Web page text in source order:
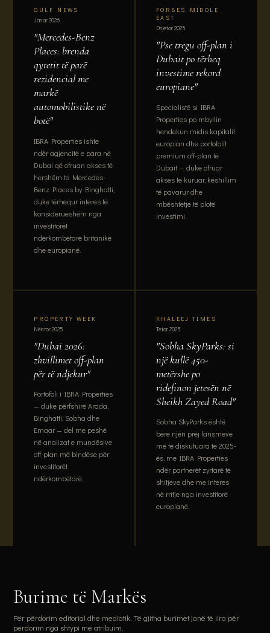
GULF NEWS
Janar 2026
"Mercedes-Benz
Places: brenda
qytetit të parë
rezidencial me
markë
automobilistike në
botë"
IBRA Properties ishte
ndër agjencitë e para në
Dubai që ofruan akses të
hershëm te Mercedes-
Benz Places by Binghatti,
duke tërhequr interes të
konsiderueshëm nga
investitorët
ndërkombëtarë britanikë
dhe europianë.
FORBES MIDDLE
EAST
Dhjetor 2025
"Pse tregu off-plan i
Dubait po tërheq
investime rekord
europiane"
Specialistë si IBRA
Properties po mbyllin
hendekun midis kapitalit
europian dhe portofolit
premium off-plan të
Dubait — duke ofruar
akses të kuruar, këshillim
të pavarur dhe
mbështetje të plotë
investimi.
PROPERTY WEEK
Nëntor 2025
"Dubai 2026:
zhvillimet off-plan
për të ndjekur"
Portofoli i IBRA Properties
— duke përfshirë Arada,
Binghatti, Sobha dhe
Emaar — del me peshë
në analizat e mundësive
off-plan më bindëse për
investitorët
ndërkombëtarë.
KHALEEJ TIMES
Tetor 2025
"Sobha SkyParks: si
një kullë 450-
metërshe po
ridefinon jetesën në
Sheikh Zayed Road"
Sobha SkyParks është
bërë njëri prej lansmeve
më të diskutuara të 2025-
ës, me IBRA Properties
ndër partnerët zyrtarë të
shitjeve dhe me interes
në rritje nga investitorë
europianë.
Burime të Markës
Për përdorim editorial dhe mediatik. Të gjitha burimet janë të lira për
përdorim nga shtypi me atribuim.